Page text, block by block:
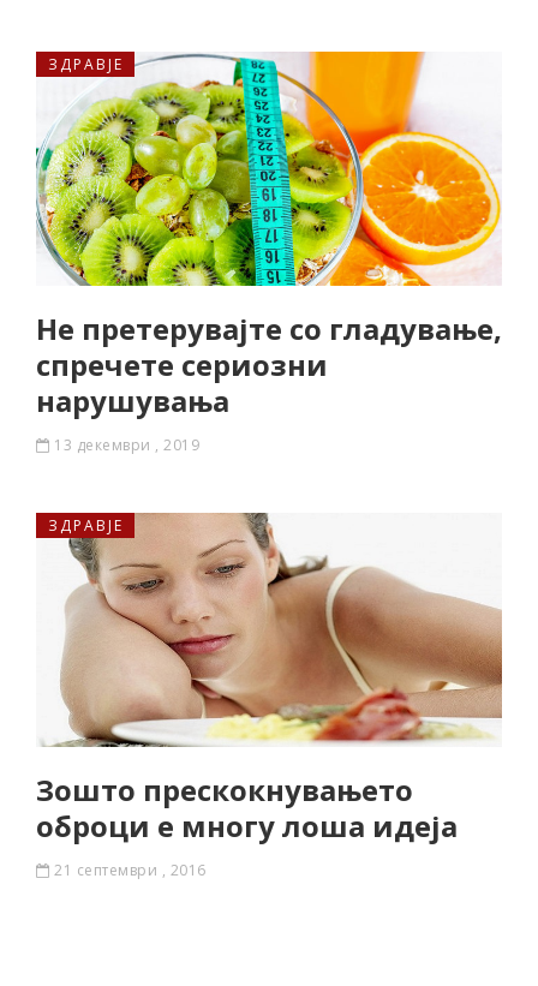
ЗДРАВЈЕ
Не претерувајте со гладување,
спречете сериозни
нарушувања
13 декември , 2019
ЗДРАВЈЕ
Зошто прескокнувањето
оброци е многу лоша идеја
21 септември , 2016